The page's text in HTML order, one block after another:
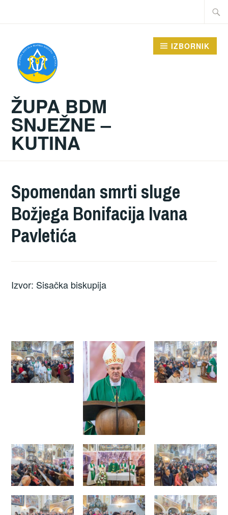
Traži:
ŽUPA BDM
SNJEŽNE –
KUTINA
IZBORNIK
Spomendan smrti sluge
Božjega Bonifacija Ivana
Pavletića
Izvor: Sisačka biskupija